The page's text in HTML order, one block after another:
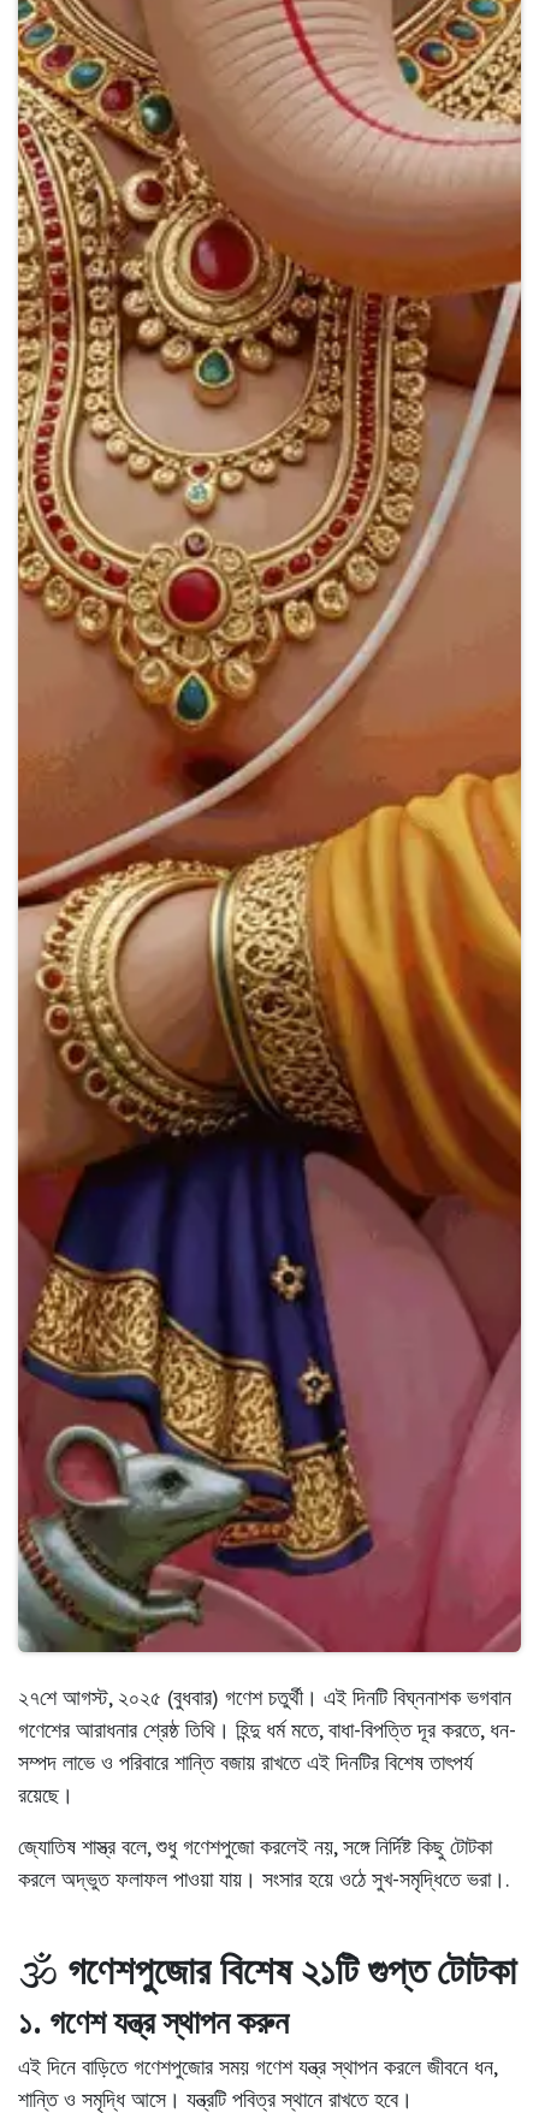
২৭শে আগস্ট, ২০২৫ (বুধবার) গণেশ চতুর্থী। এই দিনটিবিঘ্ননাশক ভগবান
গণেশেরআরাধনার শ্রেষ্ঠ তিথি। হিন্দু ধর্ম মতে,বাধা-বিপত্তি দূর করতে, ধন-
সম্পদ লাভে ও পরিবারে শান্তি বজায় রাখতেএই দিনটির বিশেষ তাৎপর্য
রয়েছে।
জ্যোতিষ শাস্ত্র বলে, শুধুগণেশপুজোকরলেই নয়, সঙ্গেনির্দিষ্ট কিছু টোটকা
করলেঅদ্ভুত ফলাফলপাওয়া যায়। সংসার হয়ে ওঠে সুখ-সমৃদ্ধিতে ভরা।.
🕉️ গণেশপুজোর বিশেষ ২১টি গুপ্ত টোটকা
১. গণেশ যন্ত্র স্থাপন করুন
এই দিনে বাড়িতে গণেশপুজোর সময় গণেশ যন্ত্রস্থাপন করলে জীবনে ধন,
শান্তি ও সমৃদ্ধিআসে। যন্ত্রটি পবিত্র স্থানে রাখতে হবে।